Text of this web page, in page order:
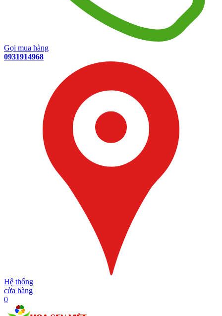
Gọi mua hàng
0931914968
Hệ thống
cửa hàng
0